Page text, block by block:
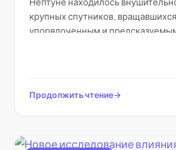
крупных спутников,
упорядоченным и
Продолжить чтение